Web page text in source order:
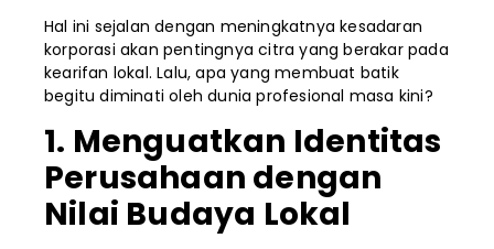
Hal ini sejalan dengan meningkatnya kesadaran
korporasi akan pentingnya citra yang berakar pada
kearifan lokal. Lalu, apa yang membuat batik
begitu diminati oleh dunia profesional masa kini?
1. Menguatkan Identitas
Perusahaan dengan
Nilai Budaya Lokal